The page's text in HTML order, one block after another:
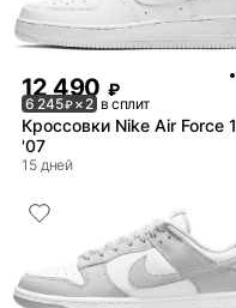
12 490 ₽
6 245₽× 2 в сплит
Кроссовки Nike Air Force 1
'07
15 дней